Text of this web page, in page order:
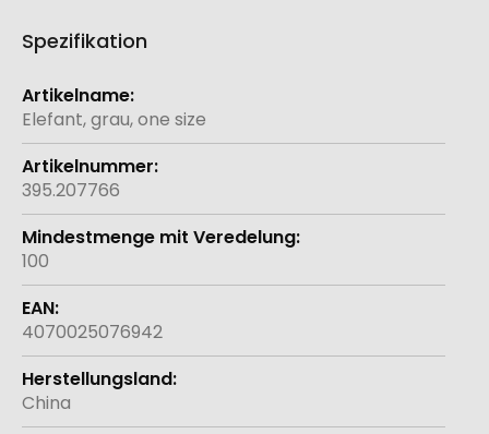
Spezifikation
Weitere
Informationen
Elefant, grau, one size
395.207766
100
4070025076942
China